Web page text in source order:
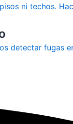
ni techos.
detectar fugas